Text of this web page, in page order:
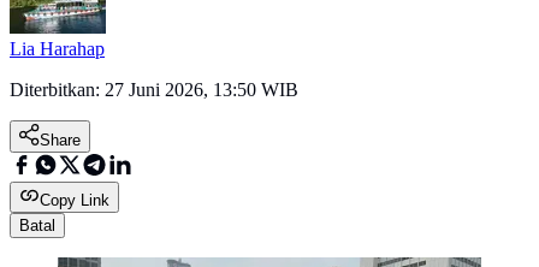
Lia Harahap
Diterbitkan: 27 Juni 2026, 13:50 WIB
Share
Copy Link
Batal